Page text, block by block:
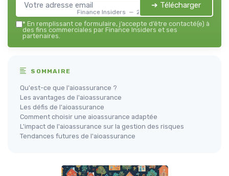
Finance Insiders — 2026
➔ Télécharger
* En remplissant ce formulaire, j’accepte d’être contacté(e) à
des fins commerciales par Finance Insiders et ses
partenaires.
SOMMAIRE
Qu'est-ce que l'aioassurance ?
Les avantages de l'aioassurance
Les défis de l'aioassurance
Comment choisir une aioassurance adaptée
L'impact de l'aioassurance sur la gestion des risques
Tendances futures de l'aioassurance